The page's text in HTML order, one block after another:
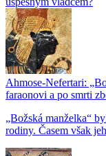
Ahmose-Nefertari:
faraonovi a po smrti
​​​​​​​„Božská manželka“
rodiny. Časem však